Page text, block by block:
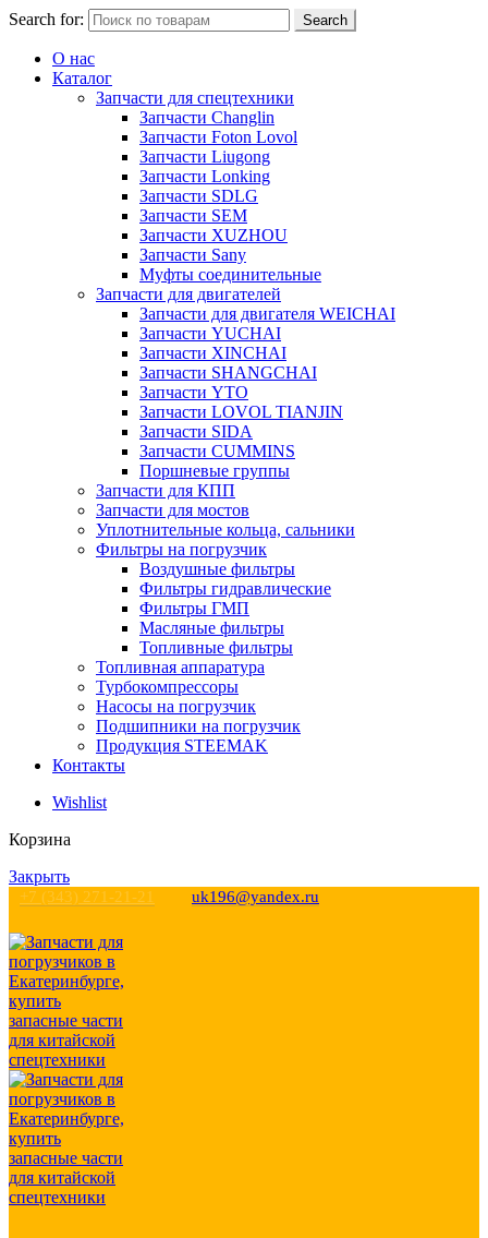
Search for: Search
О нас
Каталог
Запчасти для спецтехники
Запчасти Changlin
Запчасти Foton Lovol
Запчасти Liugong
Запчасти Lonking
Запчасти SDLG
Запчасти SEM
Запчасти XUZHOU
Запчасти Sany
Муфты соединительные
Запчасти для двигателей
Запчасти для двигателя WEICHAI
Запчасти YUCHAI
Запчасти XINCHAI
Запчасти SHANGCHAI
Запчасти YTO
Запчасти LOVOL TIANJIN
Запчасти SIDA
Запчасти CUMMINS
Поршневые группы
Запчасти для КПП
Запчасти для мостов
Уплотнительные кольца, сальники
Фильтры на погрузчик
Воздушные фильтры
Фильтры гидравлические
Фильтры ГМП
Масляные фильтры
Топливные фильтры
Топливная аппаратура
Турбокомпрессоры
Насосы на погрузчик
Подшипники на погрузчик
Продукция STEEMAK
Контакты
Wishlist
Корзина
Закрыть
+7 (343) 271-21-21 uk196@yandex.ru